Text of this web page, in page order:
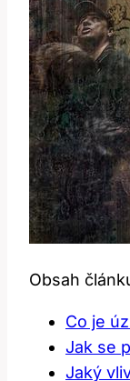
Obsah
Co je
Jak se
Jaký